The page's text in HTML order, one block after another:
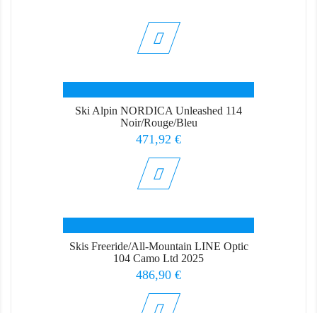
Ski Alpin NORDICA Unleashed 114
Noir/Rouge/Bleu
Prix
471,92 €
Skis Freeride/all-Mountain LINE Optic
104 Camo Ltd 2025
Prix
486,90 €